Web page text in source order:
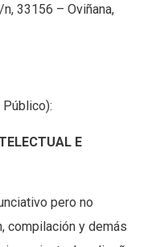
33156 – Oviñana,
E
pero no
compilación y demás